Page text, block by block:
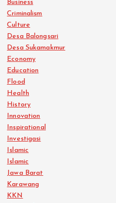
Business
Criminalism
Culture
Desa Balongsari
Desa Sukamakmur
Economy
Education
Flood
Health
History
Innovation
Inspirational
Investigasi
Islamic
Islamic
Jawa Barat
Karawang
KKN